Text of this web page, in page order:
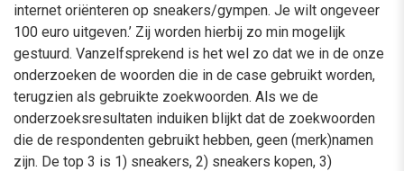
internet oriënteren op sneakers/gympen. Je wilt ongeveer
100 euro uitgeven.’ Zij worden hierbij zo min mogelijk
gestuurd. Vanzelfsprekend is het wel zo dat we in de onze
onderzoeken de woorden die in de case gebruikt worden,
terugzien als gebruikte zoekwoorden. Als we de
onderzoeksresultaten induiken blijkt dat de zoekwoorden
die de respondenten gebruikt hebben, geen (merk)namen
zijn. De top 3 is 1) sneakers, 2) sneakers kopen, 3)